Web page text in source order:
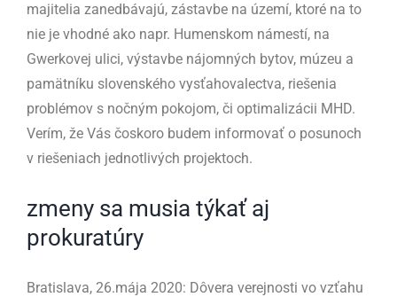
majitelia zanedbávajú, zástavbe na území, ktoré na to
nie je vhodné ako napr. Humenskom námestí, na
Gwerkovej ulici, výstavbe nájomných bytov, múzeu a
pamätníku slovenského vysťahovalectva, riešenia
problémov s nočným pokojom, či optimalizácii MHD.
Verím, že Vás čoskoro budem informovať o posunoch
v riešeniach jednotlivých projektoch.
zmeny sa musia týkať aj
prokuratúry
Bratislava, 26.mája 2020: Dôvera verejnosti vo vzťahu